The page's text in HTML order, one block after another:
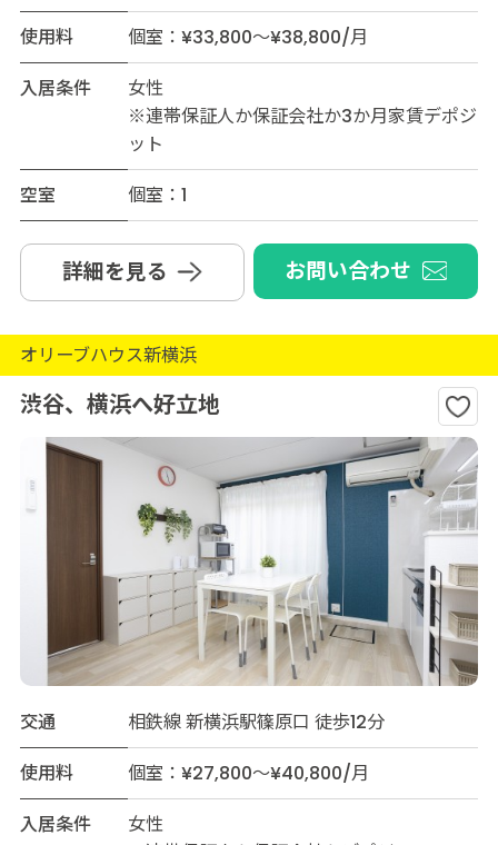
使用料
個室：¥33,800～¥38,800/月
入居条件
女性
※連帯保証人か保証会社か3か月家賃デポジ
ット
空室
個室：1
詳細を見る お問い合わせ
オリーブハウス新横浜
渋谷、横浜へ好立地
交通
相鉄線 新横浜駅篠原口 徒歩12分
使用料
個室：¥27,800～¥40,800/月
入居条件
女性